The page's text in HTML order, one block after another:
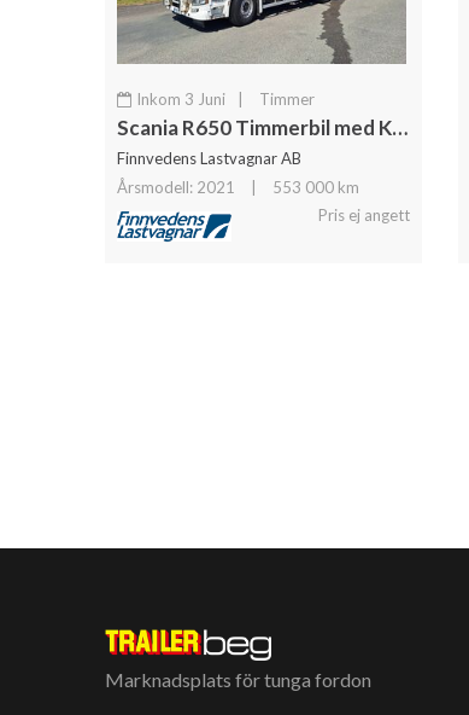
Inkom 3 Juni Timmer
Scania R650 Timmerbil med Kran
Finnvedens Lastvagnar AB
Årsmodell: 2021
553 000 km
Pris ej angett
Marknadsplats för tunga fordon